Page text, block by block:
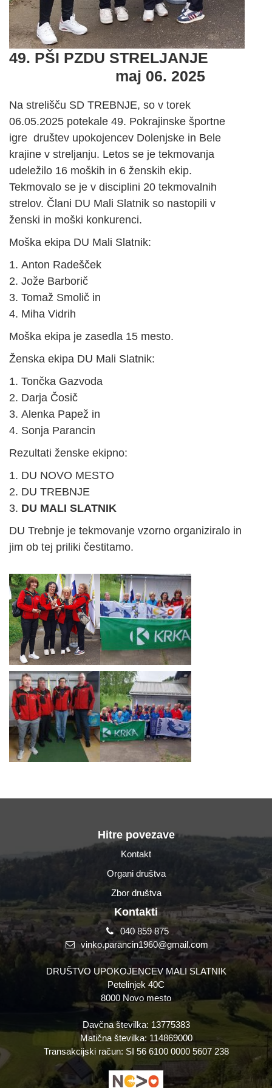
49. PŠI PZDU STRELJANJE
maj 06. 2025
Na strelišču SD TREBNJE, so v torek
06.05.2025 potekale 49. Pokrajinske športne
igre društev upokojencev Dolenjske in Bele
krajine v streljanju. Letos se je tekmovanja
udeležilo 16 moških in 6 ženskih ekip.
Tekmovalo se je v disciplini 20 tekmovalnih
strelov. Člani DU Mali Slatnik so nastopili v
ženski in moški konkurenci.
Moška ekipa DU Mali Slatnik:
Anton Radešček
Jože Barborič
Tomaž Smolič in
Miha Vidrih
Moška ekipa je zasedla 15 mesto.
Ženska ekipa DU Mali Slatnik:
Tončka Gazvoda
Darja Čosič
Alenka Papež in
Sonja Parancin
Rezultati ženske ekipno:
DU NOVO MESTO
DU TREBNJE
DU MALI SLATNIK
DU Trebnje je tekmovanje vzorno organiziralo in
jim ob tej priliki čestitamo.
Hitre povezave
Kontakt
Organi društva
Zbor društva
Kontakti
040 859 875
vinko.parancin1960@gmail.com
DRUŠTVO UPOKOJENCEV MALI SLATNIK
Petelinjek 40C
8000 Novo mesto
Davčna številka: 13775383
Matična številka: 114869000
Transakcijski račun: SI 56 6100 0000 5607 238